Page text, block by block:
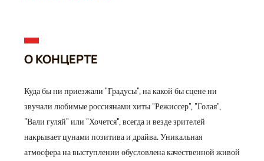
О КОНЦЕРТЕ
Куда бы ни приезжали "Градусы", на какой бы сцене ни
звучали любимые россиянами хиты "Режиссер", "Голая",
"Вали гуляй" или "Хочется", всегда и везде зрителей
накрывает цунами позитива и драйва. Уникальная
атмосфера на выступлении обусловлена качественной живой